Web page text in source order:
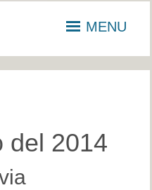
MENU
del 2014